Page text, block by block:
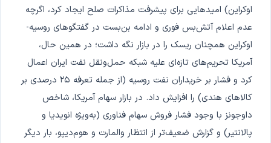
اوکراین) امیدهایی برای پیشرفت مذاکرات صلح ایجاد کرد، اگرچه
عدم اعلام آتش‌بس فوری و ادامه بن‌بست در گفتگوهای روسیه-
اوکراین همچنان ریسک را در بازار نگه داشت؛ در همین حال،
آمریکا تحریم‌های تازه‌ای علیه شبکه حمل‌ونقل نفت ایران اعمال
کرد و فشار بر خریداران نفت روسیه (از جمله تعرفه ۲۵ درصدی بر
کالاهای هندی) را افزایش داد. در بازار سهام آمریکا، شاخص
داوجونز با وجود فشار فروش سهام فناوری (به‌ویژه انویدیا و
پالانتیر) و گزارش ضعیف‌تر از انتظار والمارت و هوم‌دیپو، بار دیگر